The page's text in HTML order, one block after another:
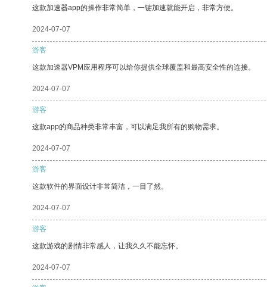
这款加速器app的操作非常简单，一键加速就能开启，非常方便。
2024-07-07
游客
这款加速器VPM应用程序可以给你提供全球覆盖和最高安全性的连接。
2024-07-07
游客
这款app的商品种类非常丰富，可以满足我所有的购物需求。
2024-07-07
游客
这款软件的界面设计非常简洁，一目了然。
2024-07-07
游客
这款游戏的剧情非常感人，让我久久不能忘怀。
2024-07-07